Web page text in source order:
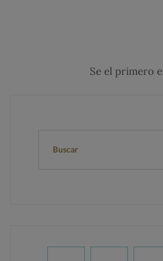
Se el primero